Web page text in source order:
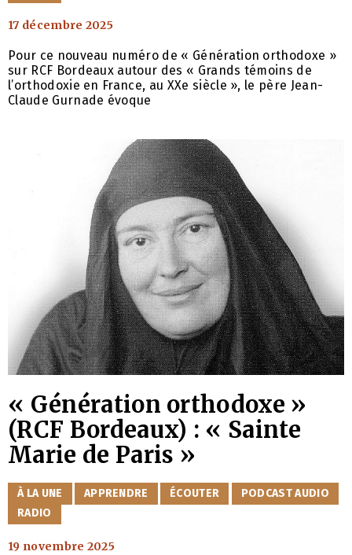
17 décembre 2025
Pour ce nouveau numéro de « Génération orthodoxe »
sur RCF Bordeaux autour des « Grands témoins de
l’orthodoxie en France, au XXe siècle », le père Jean-
Claude Gurnade évoque
« Génération orthodoxe »
(RCF Bordeaux) : « Sainte
Marie de Paris »
CATÉGORIES
À LA UNE APPRENDRE ÉCOUTER
PODCAST AUDIO
RADIO
19 novembre 2025